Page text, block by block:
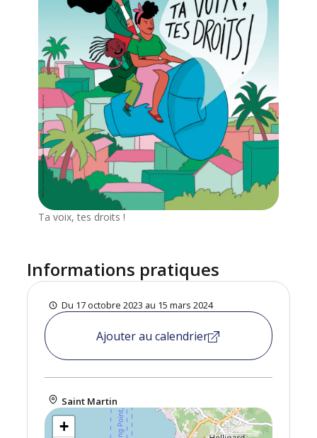
Ta voix, tes droits !
Informations pratiques
Du 17 octobre 2023 au 15 mars 2024
Ajouter au calendrier
Saint Martin
+